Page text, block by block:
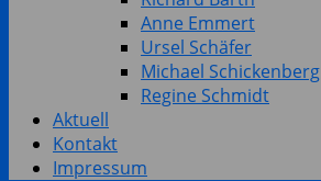
Anne Emmert
Ursel Schäfer
Michael Schickenberg
Regine Schmidt
Aktuell
Kontakt
Impressum